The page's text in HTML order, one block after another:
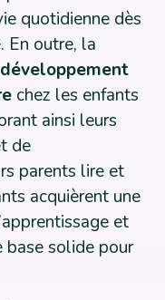
quotidienne dès
En outre, la
chez les enfants
ainsi leurs
de
parents lire et
acquièrent une
et
base solide pour